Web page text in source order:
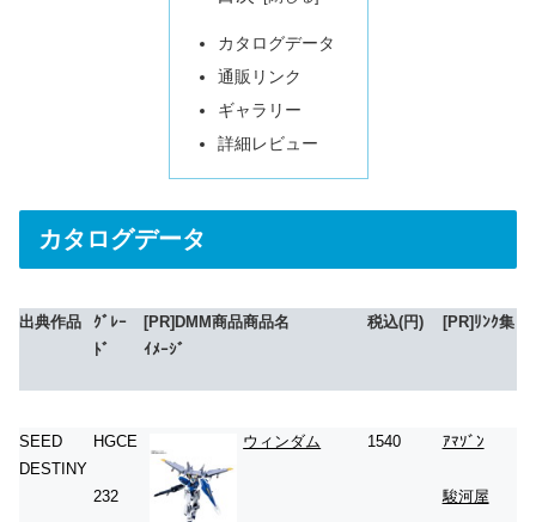
カタログデータ
通販リンク
ギャラリー
詳細レビュー
カタログデータ
出典作品
ｸﾞﾚｰ
ﾄﾞ
[PR]DMM商品
ｲﾒｰｼﾞ
商品名 税込(円) [PR]ﾘﾝｸ集
SEED
DESTINY
HGCE
232
ウィンダム 1540 ｱﾏｿﾞﾝ
駿河屋